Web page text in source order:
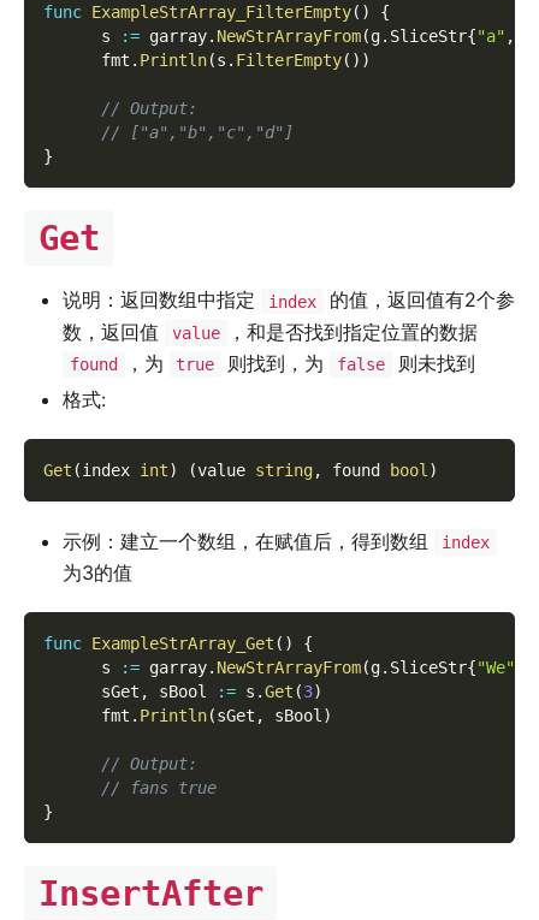
func ExampleStrArray_FilterEmpty( )
{
      s
:= garray. NewStrArrayFrom(g. SliceStr{"a" ,
      fmt
. Println(s . FilterEmpty( ) )
// Output:
// ["a","b","c","d"]
}
Get
说明：返回数组中指定 index
的值，返回值有2个参
数，返回值
value ，和是否找到指定位置的数据
found ，为 true 则找到，为 false
则未找到
格式:
Get (index int) (value string, found bool )
示例：建立一个数组，在赋值后，得到数组 index
为3的值
func ExampleStrArray_Get ( )
{
      s
:= garray. NewStrArrayFrom(g. SliceStr{"We"
      sGet
, sBool := s .Get (3)
      fmt
. Println(sGet , sBool )
// Output:
// fans true
}
InsertAfter